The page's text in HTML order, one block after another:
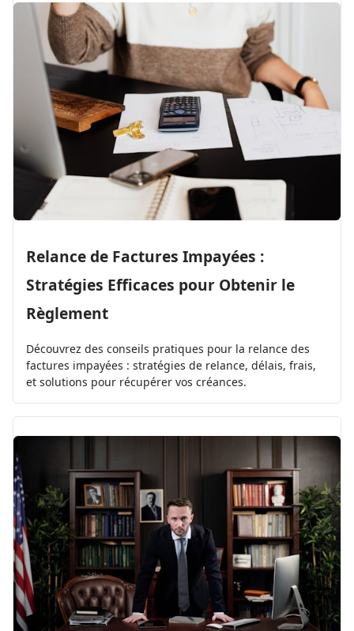
Relance de Factures Impayées :
Stratégies Efficaces pour Obtenir le
Règlement
Découvrez des conseils pratiques pour la relance des
factures impayées : stratégies de relance, délais, frais,
et solutions pour récupérer vos créances.